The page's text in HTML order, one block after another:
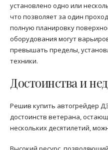
установлено одно или
что позволяет за один
полную планировку
оборудования могут
превышать пределы,
техники.
Достоинства и
Решив купить автогрейдер
достоинств ветерана,
нескольких десятилетий,